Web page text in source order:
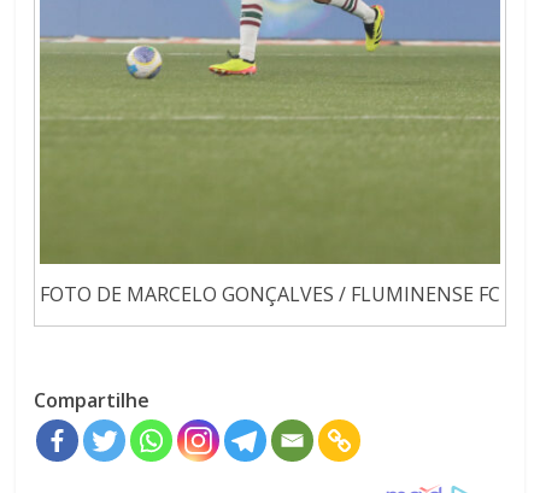
FOTO DE MARCELO GONÇALVES / FLUMINENSE FC
Compartilhe